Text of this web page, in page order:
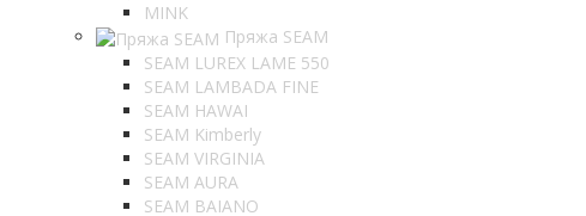
MINK
Пряжа SEAM
SEAM LUREX LAME 550
SEAM LAMBADA FINE
SEAM HAWAI
SEAM Kimberly
SEAM VIRGINIA
SEAM AURA
SEAM BAIANO